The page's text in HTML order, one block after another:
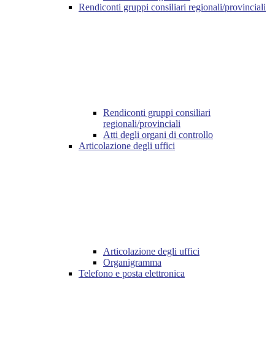
Rendiconti gruppi consiliari regionali/provinciali
Rendiconti gruppi consiliari
regionali/provinciali
Atti degli organi di controllo
Articolazione degli uffici
Articolazione degli uffici
Organigramma
Telefono e posta elettronica